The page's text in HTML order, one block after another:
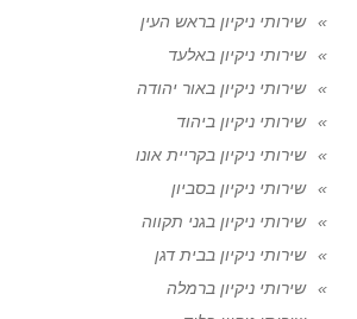
שירותי ניקיון בראש העין
שירותי ניקיון באלעד
שירותי ניקיון באור יהודה
שירותי ניקיון ביהוד
שירותי ניקיון בקריית אונו
שירותי ניקיון בסביון
שירותי ניקיון בגני תקווה
שירותי ניקיון בבית דגן
שירותי ניקיון ברמלה